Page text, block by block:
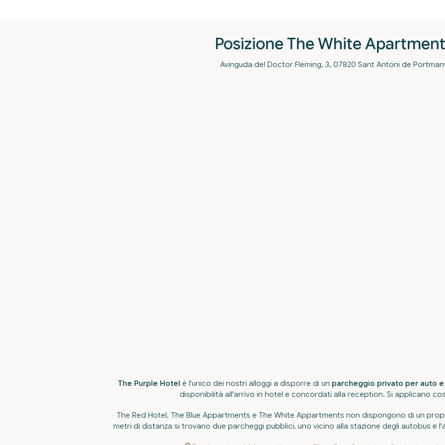
Posizione The White
Avinguda del Doctor Fleming, 3, 07820 Sant Antoni de
The Purple Hotel è l'unico dei nostri alloggi a disporre di un parcheggio privato per auto
disponibilità all'arrivo in hotel e concordati alla reception. Si applicano
The Red Hotel, The Blue Appartments e The White Appartments non dispongono di un
metri di distanza si trovano due parcheggi pubblici, uno vicino alla stazione degli autobus e